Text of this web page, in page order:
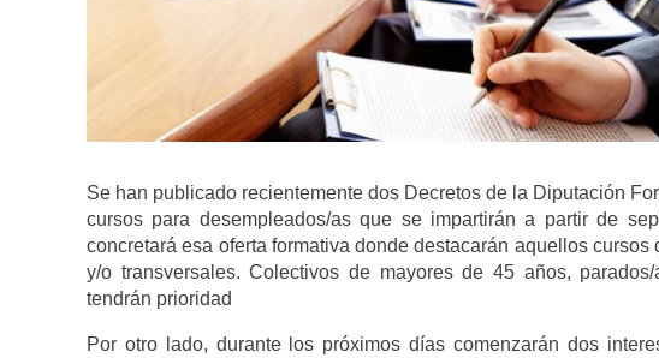
Se han publicado recientemente dos Decretos de la Diputación
cursos para desempleados/as que se impartirán a partir de
concretará esa oferta formativa donde destacarán aquellos
y/o transversales. Colectivos de mayores de 45 años,
tendrán prioridad
Por otro lado, durante los próximos días comenzarán dos